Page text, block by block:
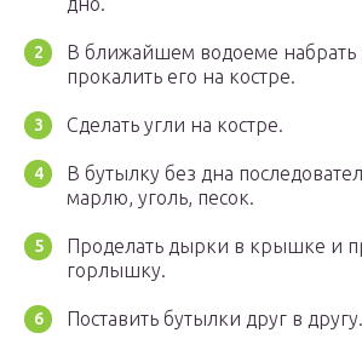
В ближайшем водоеме набрать
прокалить его на костре.
Сделать угли на костре.
В бутылку без дна
марлю, уголь, песок.
Проделать дырки в крышке и
горлышку.
Поставить бутылки друг в другу.